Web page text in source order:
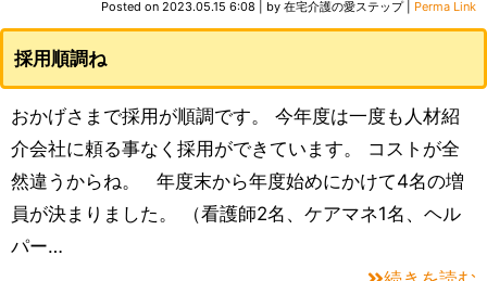
Posted on 2023.05.15 6:08 by 在宅介護の愛ステップ| Perma Link
採用順調ね
おかげさまで採用が順調です。 今年度は一度も人材紹
介会社に頼る事なく採用ができています。 コストが全
然違うからね。 年度末から年度始めにかけて4名の増
員が決まりました。 （看護師2名、ケアマネ1名、ヘル
パー…